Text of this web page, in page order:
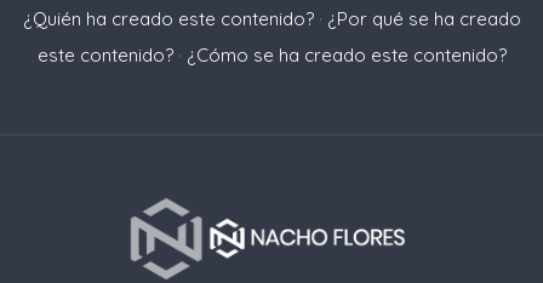
¿Quién ha creado este contenido?· ¿Por qué se ha creado
este contenido?· ¿Cómo se ha creado este contenido?